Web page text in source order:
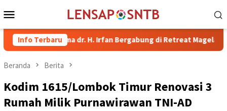
ke
Mobile
Info Terbaru
Bima dr. H. Irfan Bergabung di Retreat Magelang Rutan
Beranda Berita
Kodim 1615/Lombok Timur Renovasi 3
Rumah Milik Purnawirawan TNI-AD